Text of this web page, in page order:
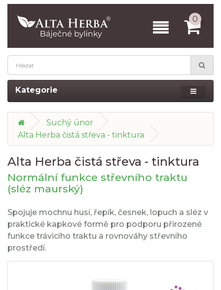
0
Kategorie
Suchý únor
Alta Herba čistá střeva - tinktura
Alta Herba čistá střeva - tinktura
Normální funkce střevního traktu
(sléz maurský)
Spojuje mochnu husí, řepík, česnek, lopuch a sléz v
praktické kapkové formě pro podporu přirozené
funkce trávicího traktu a rovnováhy střevního
prostředí.